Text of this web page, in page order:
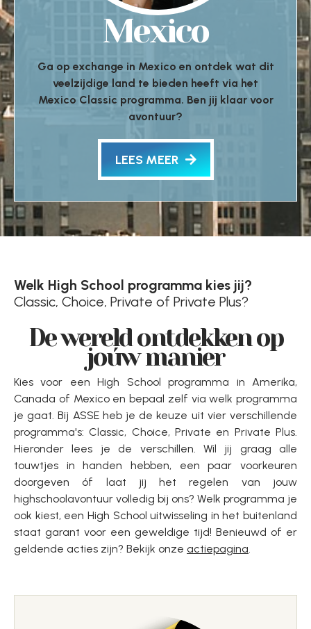
Mexico
Ga op exchange in Mexico en ontdek wat dit
veelzijdige land te bieden heeft via het
Mexico Classic programma. Ben jij klaar voor
avontuur?
LEES MEER
Welk High School programma kies jij?
Classic, Choice, Private of Private Plus?
De wereld ontdekken op
joúw manier
Kies voor een High School programma in Amerika,
Canada of Mexico en bepaal zelf via welk programma
je gaat. Bij ASSE heb je de keuze uit vier verschillende
programma's: Classic, Choice, Private en Private Plus.
Hieronder lees je de verschillen. Wil jij graag alle
touwtjes in handen hebben, een paar voorkeuren
doorgeven óf laat jij het regelen van jouw
highschoolavontuur volledig bij ons? Welk programma je
ook kiest, een High School uitwisseling in het buitenland
staat garant voor een geweldige tijd! Benieuwd of er
geldende acties zijn? Bekijk onze actiepagina.